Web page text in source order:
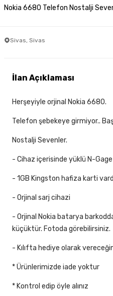
Nokia 6680 Telefon Nostalji
Sivas, Sivas
İlan Açıklaması
Herşeyiyle orjinal Nokia 6680.
Telefon şebekeye girmiyor..
Nostalji Sevenler.
- Cihaz içerisinde yüklü N-Gage
- 1GB Kingston hafiza karti
- Orjinal sarj cihazi
- Orjinal Nokia batarya
küçüktür. Fotoda görebilirsiniz.
- Kılıfta hediye olarak
* Ürünlerimizde iade yoktur
* Kontrol edip öyle alınız